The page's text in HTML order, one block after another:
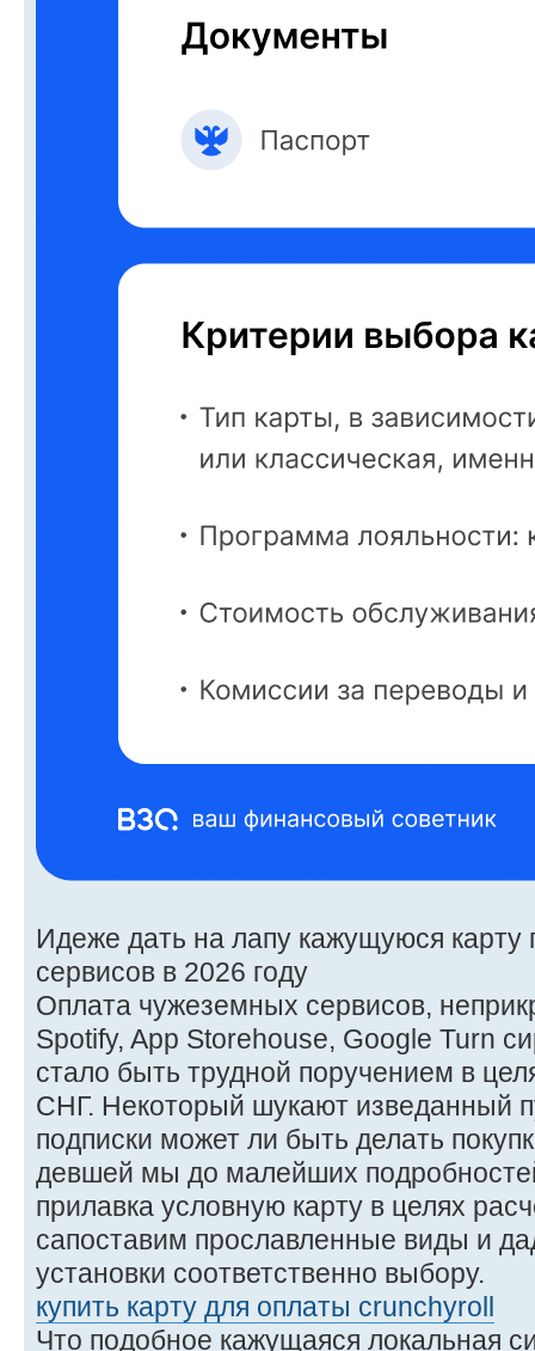
Идеже дать на лапу кажущуюся
сервисов в 2026 году
Оплата чужеземных сервисов,
Spotify, App Storehouse, Google Turn
стало быть трудной поручением в
СНГ. Некоторый шукают изведанный
подписки может ли быть делать
девшей мы до малейших
прилавка условную карту в целях
сапоставим прославленные виды и
установки соответственно выбору.
купить карту для оплаты crunchyroll
Что подобное кажущаяся локальная